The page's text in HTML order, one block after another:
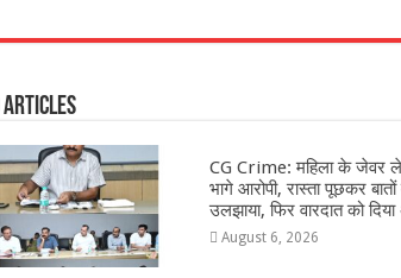
c
e
b
o
o
k
at
s
A
p
p
ss
g
e
r
itte
m
ar
Articles
CG Crime: महिला के जेवर
भागे आरोपी, रास्ता पूछकर
उलझाया, फिर वारदात को
August 6, 2026